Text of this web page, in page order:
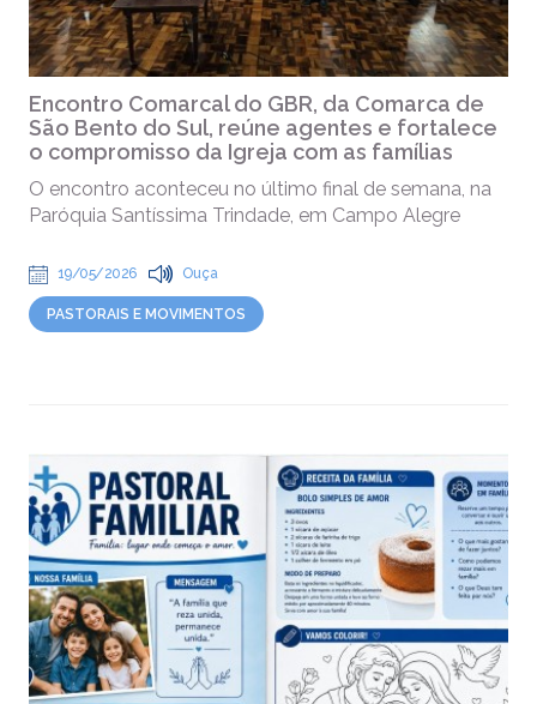
Encontro Comarcal do GBR, da Comarca de
São Bento do Sul, reúne agentes e fortalece
o compromisso da Igreja com as famílias
O encontro aconteceu no último final de semana, na
Paróquia Santíssima Trindade, em Campo Alegre
19/05/2026 Ouça
PASTORAIS E MOVIMENTOS